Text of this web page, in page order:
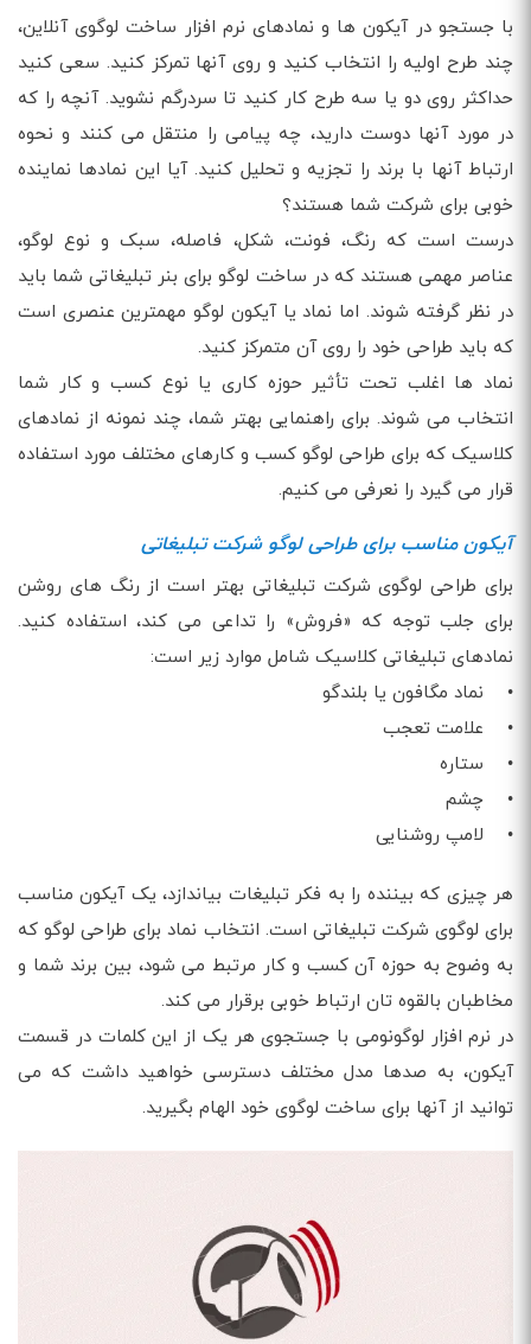
با جستجو در آیکون ها و نمادهای نرم افزار ساخت لوگوی آنلاین،
چند طرح اولیه را انتخاب کنید و روی آنها تمرکز کنید. سعی کنید
حداکثر روی دو یا سه طرح کار کنید تا سردرگم نشوید. آنچه را که
در مورد آنها دوست دارید، چه پیامی را منتقل می کنند و نحوه
ارتباط آنها با برند را تجزیه و تحلیل کنید. آیا این نمادها نماینده
خوبی برای شرکت شما هستند؟
درست است که رنگ، فونت، شکل، فاصله، سبک و نوع لوگو،
عناصر مهمی هستند که در ساخت لوگو برای بنر تبلیغاتی شما باید
در نظر گرفته شوند. اما نماد یا آیکون لوگو مهمترین عنصری است
که باید طراحی خود را روی آن متمرکز کنید.
نماد ها اغلب تحت تأثیر حوزه کاری یا نوع کسب و کار شما
انتخاب می شوند. برای راهنمایی بهتر شما، چند نمونه از نمادهای
کلاسیک که برای طراحی لوگو کسب و کارهای مختلف مورد استفاده
قرار می گیرد را نعرفی می کنیم.
آیکون مناسب برای طراحی لوگو شرکت تبلیغاتی
برای طراحی لوگوی شرکت تبلیغاتی بهتر است از رنگ های روشن
برای جلب توجه که «فروش» را تداعی می کند، استفاده کنید.
نمادهای تبلیغاتی کلاسیک شامل موارد زیر است:
• نماد مگافون یا بلندگو
• علامت تعجب
• ستاره
• چشم
• لامپ روشنایی
هر چیزی که بیننده را به فکر تبلیغات بیاندازد، یک آیکون مناسب
برای لوگوی شرکت تبلیغاتی است. انتخاب نماد برای طراحی لوگو که
به وضوح به حوزه آن کسب و کار مرتبط می شود، بین برند شما و
مخاطبان بالقوه تان ارتباط خوبی برقرار می کند.
در نرم افزار لوگونومی با جستجوی هر یک از این کلمات در قسمت
آیکون، به صدها مدل مختلف دسترسی خواهید داشت که می
توانید از آنها برای ساخت لوگوی خود الهام بگیرید.